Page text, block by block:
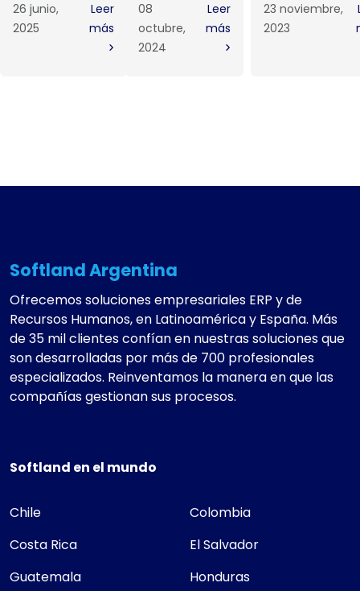
26 junio,
2025
Leer
más
08
octubre,
2024
Leer
más
23 noviembre,
2023
Softland Argentina
Ofrecemos soluciones empresariales ERP y de
Recursos Humanos, en Latinoamérica y España. Más
de 35 mil clientes confían en nuestras soluciones que
son desarrolladas por más de 700 profesionales
especializados. Reinventamos la manera en que las
compañías gestionan sus procesos.
Softland en el mundo
Chile
Colombia
Costa Rica
El Salvador
Guatemala
Honduras